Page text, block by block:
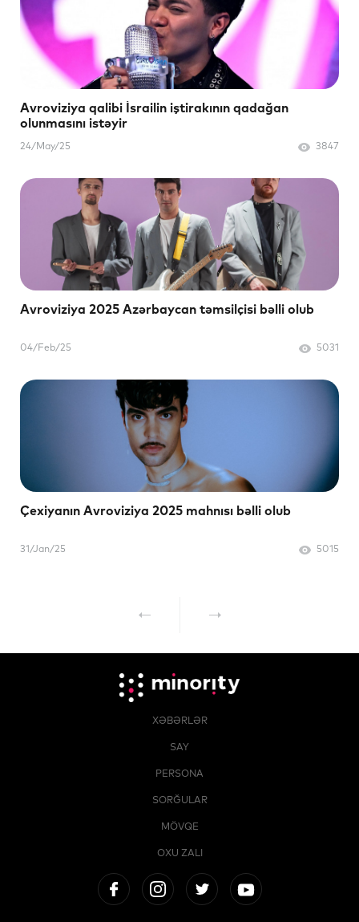
Avroviziya qalibi İsrailin iştirakının qadağan
olunmasını istəyir
24/May/25 3847
Avroviziya 2025 Azərbaycan təmsilçisi bəlli olub
04/Feb/25 5031
Çexiyanın Avroviziya 2025 mahnısı bəlli olub
31/Jan/25 5015
XƏBƏRLƏR
SAY
PERSONA
SORĞULAR
MÖVQE
OXU ZALI